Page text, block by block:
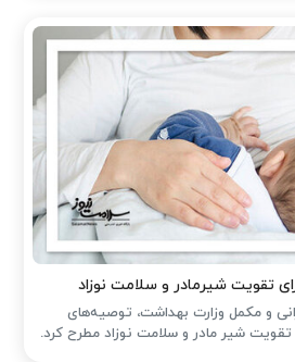
تقویت شیرمادر و سلامت نوزاد
و مکمل وزارت بهداشت، توصیه‌های
تقویت شیر مادر و سلامت نوزاد مطرح کرد.